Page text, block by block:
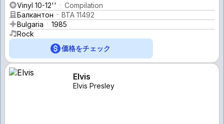
Vinyl 10-12''
Compilation
Балкантон
ВТА 11492
Bulgaria
1985
Rock
価格をチェック
Elvis
Elvis Presley